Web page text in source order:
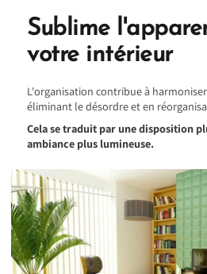
Sublime
votre intérieur
L'organisation contribue à
éliminant le désordre et en
Cela se traduit par une disposition
ambiance plus lumineuse.